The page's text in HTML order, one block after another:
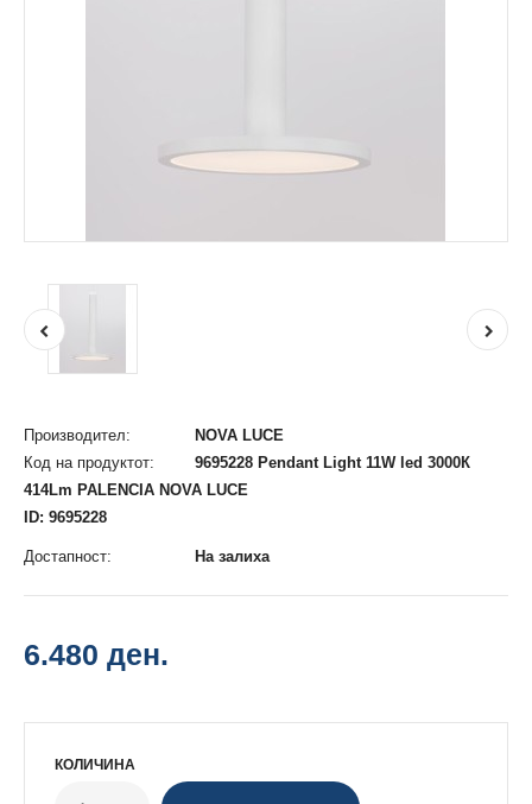
Производител:
NOVA LUCE
Код на продуктот:
9695228 Pendant Light 11W led 3000К
414Lm PALENCIA NOVA LUCE
ID: 9695228
Достапност: На залиха
6.480 ден.
КОЛИЧИНА